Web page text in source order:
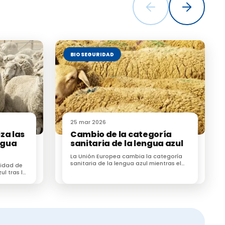
fresca,
y los
ofrecen o
para evitar
y
incluir las
placa
las
de
tras la
BIOSEGURIDAD
25 mar 2026
Cambio de la categoría
sanitaria de la lengua azul
La Unión Europea cambia la categoría
sanitaria de la lengua azul mientras el